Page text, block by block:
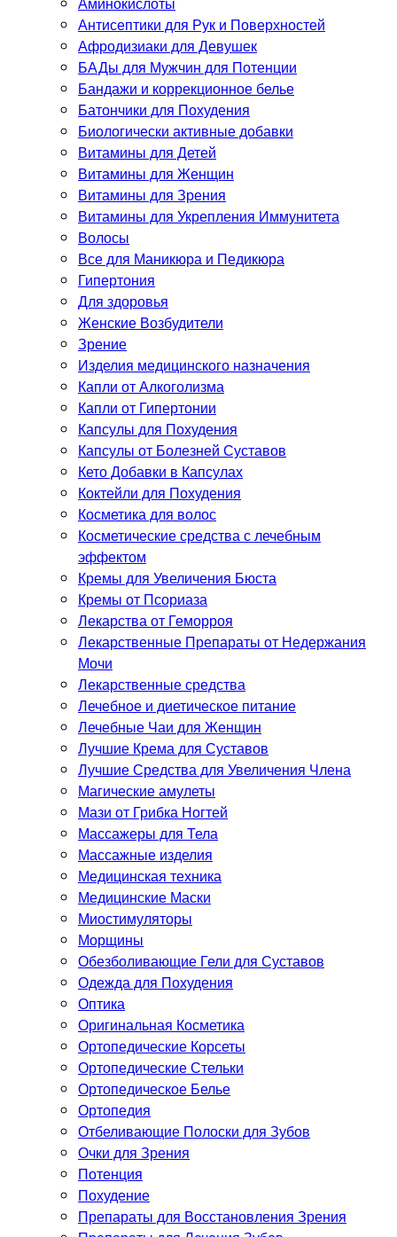
Антисептики для Рук и Поверхностей
Афродизиаки для Девушек
БАДы для Мужчин для Потенции
Бандажи и коррекционное белье
Батончики для Похудения
Биологически активные добавки
Витамины для Детей
Витамины для Женщин
Витамины для Зрения
Витамины для Укрепления Иммунитета
Волосы
Все для Маникюра и Педикюра
Гипертония
Для здоровья
Женские Возбудители
Зрение
Изделия медицинского назначения
Капли от Алкоголизма
Капли от Гипертонии
Капсулы для Похудения
Капсулы от Болезней Суставов
Кето Добавки в Капсулах
Коктейли для Похудения
Косметика для волос
Косметические средства с лечебным
эффектом
Кремы для Увеличения Бюста
Кремы от Псориаза
Лекарства от Геморроя
Лекарственные Препараты от Недержания
Мочи
Лекарственные средства
Лечебное и диетическое питание
Лечебные Чаи для Женщин
Лучшие Крема для Суставов
Лучшие Средства для Увеличения Члена
Магические амулеты
Мази от Грибка Ногтей
Массажеры для Тела
Массажные изделия
Медицинская техника
Медицинские Маски
Миостимуляторы
Морщины
Обезболивающие Гели для Суставов
Одежда для Похудения
Оптика
Оригинальная Косметика
Ортопедические Корсеты
Ортопедические Стельки
Ортопедическое Белье
Ортопедия
Отбеливающие Полоски для Зубов
Очки для Зрения
Потенция
Похудение
Препараты для Восстановления Зрения